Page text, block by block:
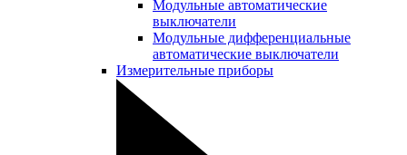
Модульные автоматические
выключатели
Модульные дифференциальные
автоматические выключатели
Измерительные приборы